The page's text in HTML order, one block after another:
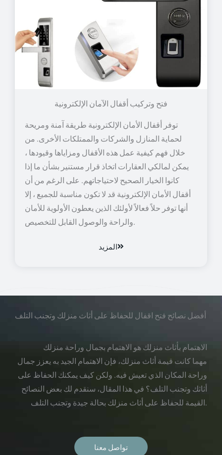
توفر أقفال الأمان الإلكترونية طريقة آمنة ومريحة
لحماية المنازل والشركات والممتلكات الأخرى. من
خلال فهم كيفية عمل هذه الأقفال ومزاياها وقيودها ،
يمكن لمالكي العقارات اتخاذ قرار مستنير بشأن ما إذا
كانوا الخيار الصحيح لاحتياجاتهم. على الرغم من أن
أقفال الأمان الإلكترونية قد لا تكون مناسبة للجميع ، إلا
أنها توفر حلاً فعالاً لأولئك الذين يعطون الأولوية للأمان
والراحة والوصول القابل للتخصيص.
المزيد
أفضل نصائح فتح اقفال للحفاظ على أثاث منزلك وتجنب التلف
الاهتمام بأثاث منزلك هو الاهتمام بجمال وراحة منزلك
مهما كانت قيمة أثاث منزلك، فإن الاهتمام الجيد به يعزز جمال
وراحة المكان الذي تعيش فيه. ولكن كيف يمكنك الحفاظ على
أثاثك وتجنب التلف؟ في هذا المقال، سنقدم لك بعض النصائح
القيمة للحفاظ على أثاث منزلك بحالة جيدة وتجنب التلف.
تواصل معنا